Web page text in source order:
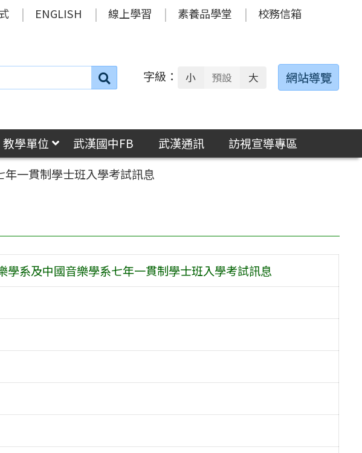
ENGLISH 線上學習 素養品學堂 校務信箱
搜
字級： 小 預設 大 網站導覽
教學單位 武漢國中FB 武漢通訊
訪視宣導專區
一貫制學士班入學考試訊息
學系及中國音樂學系七年一貫制學士班入學考試訊息